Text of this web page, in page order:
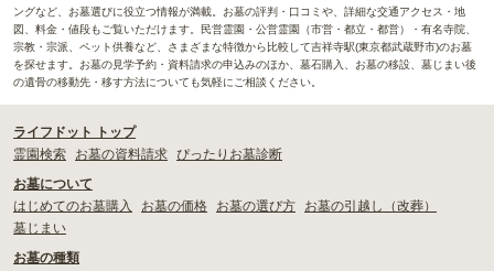
ングなど、お墓選びに役立つ情報が満載。お墓の評判・口コミや、詳細な交通アクセス・地
図、料金・値段もご覧いただけます。民営霊園・公営霊園（市営・都立・都営）・有名寺院、
宗教・宗派、ペット供養など、さまざまな特徴から比較して吉祥寺駅(東京都武蔵野市)のお墓
を探せます。お墓の見学予約・資料請求の申込みのほか、墓石購入、お墓の移設、墓じまい後
の遺骨の移動先・移す方法についても気軽にご相談ください。
ライフドット トップ
霊園検索
お墓の資料請求 ぴったりお墓診断
お墓について
はじめてのお墓購入
お墓の価格 お墓の選び方
お墓の引越し（改葬）
墓じまい
お墓の種類